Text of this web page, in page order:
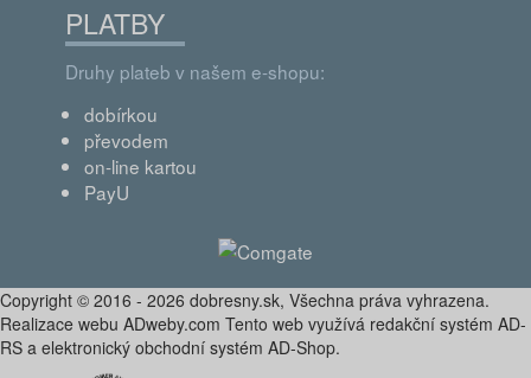
PLATBY
Druhy plateb v našem e-shopu:
dobírkou
převodem
on-line kartou
PayU
Copyright © 2016 - 2026 dobresny.sk, Všechna práva vyhrazena.
Realizace webu ADweby.com Tento web využívá redakční systém AD-
RS a elektronický obchodní systém AD-Shop.